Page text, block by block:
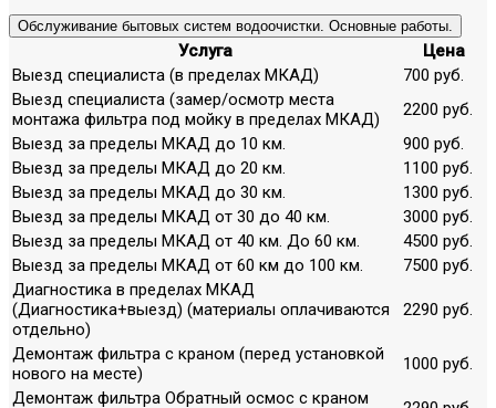
Обслуживание бытовых систем водоочистки. Основные работы.
Услуга
Цена
Выезд специалиста (в пределах МКАД)
700 руб.
Выезд специалиста (замер/осмотр места
монтажа фильтра под мойку в пределах МКАД)
2200 руб.
Выезд за пределы МКАД до 10 км.
900 руб.
Выезд за пределы МКАД до 20 км.
1100 руб.
Выезд за пределы МКАД до 30 км.
1300 руб.
Выезд за пределы МКАД от 30 до 40 км.
3000 руб.
Выезд за пределы МКАД от 40 км. До 60 км.
4500 руб.
Выезд за пределы МКАД от 60 км до 100 км.
7500 руб.
Диагностика в пределах МКАД
(Диагностика+выезд) (материалы оплачиваются
отдельно)
2290 руб.
Демонтаж фильтра с краном (перед установкой
нового на месте)
1000 руб.
Демонтаж фильтра Обратный осмос с краном